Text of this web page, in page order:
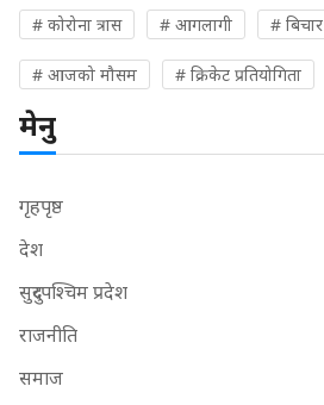
# कोरोना त्रास # आगलागी # बिचार
# आजको मौसम # क्रिकेट प्रतियोगिता
मेनु
गृहपृष्ठ
देश
सुदुरपश्चिम प्रदेश
राजनीति
समाज